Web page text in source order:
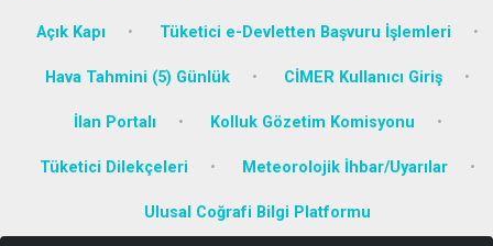
Açık Kapı Tüketici e-Devletten Başvuru İşlemleri
Hava Tahmini (5) Günlük CİMER Kullanıcı Giriş
İlan Portalı Kolluk Gözetim Komisyonu
Tüketici Dilekçeleri Meteorolojik İhbar/Uyarılar
Ulusal Coğrafi Bilgi Platformu